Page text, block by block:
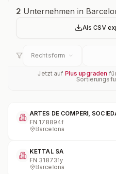
2 Unternehmen in
Als CSV
Rechtsform
Jetzt auf Plus upgraden
ARTES DE COMPERI,
FN 178894f
Barcelona
KETTAL SA
FN 318731y
Barcelona